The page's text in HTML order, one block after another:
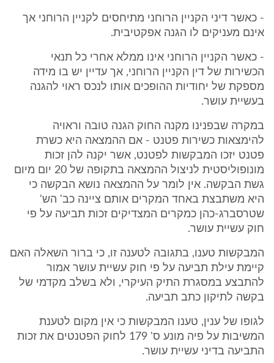
- כאשר דיני הקניין הרוחני מתיחסים לקניין הרוחני אך
אינם מעניקים לו הגנה אפקטיבית.
- כאשר הקניין הרוחני אינו ממלא אחרי כל תנאי
הכשירות של דין הקניין הרוחני, אך עדיין יש בו מידה
מספקת של יחודיות ההופכים אותו לנכס ראוי להגנה
בעשיית עושר.
במקרה שבפנינו מקנה החוק הגנה טובה וראויה
להימצאות כשירות פטנט - אם ההמצאה היא כשרת
פטנט יזכו המבקשות לפטנט, אשר יקנה להן זכות
מונופוליסטית לניצול ההמצאה בתקופה של 20 יום מיום
גשת הבקשה. אין לומר על ההמצאה נושא הבקשה כי
היא משתבצת באחד המקרים אותם ציינה כב' הש'
שטרסברג-כהן כמקרים המצדיקים זכות תביעה על פי
חוק עשיית עושר.
המבקשות טענו, בתגובה לטענה זו, כי ברור השאלה האם
קיימת עילת תביעה על פי חוק עשיית עושר אמור
להתבצע במסגרת התיק העיקרי, ולא בשלב מקדמי של
בקשה לתיקון כתב תביעה.
לגופו של ענין, טענו המבקשות כי אין מקום לטענת
המשיבות על פיה מונע ס' 179 לחוק הפטנטים את זכות
התביעה בדיני עשיית עושר.